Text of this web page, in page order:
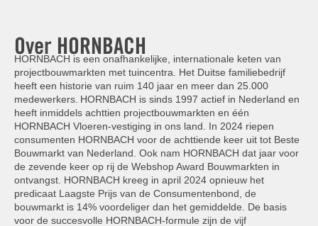
Over HORNBACH
HORNBACH is een onafhankelijke, internationale keten van
projectbouwmarkten met tuincentra. Het Duitse familiebedrijf
heeft een historie van ruim 140 jaar en meer dan 25.000
medewerkers. HORNBACH is sinds 1997 actief in Nederland en
heeft inmiddels achttien projectbouwmarkten en één
HORNBACH Vloeren-vestiging in ons land. In 2024 riepen
consumenten HORNBACH voor de achttiende keer uit tot Beste
Bouwmarkt van Nederland. Ook nam HORNBACH dat jaar voor
de zevende keer op rij de Webshop Award Bouwmarkten in
ontvangst. HORNBACH kreeg in april 2024 opnieuw het
predicaat Laagste Prijs van de Consumentenbond, de
bouwmarkt is 14% voordeliger dan het gemiddelde. De basis
voor de succesvolle HORNBACH-formule zijn de vijf